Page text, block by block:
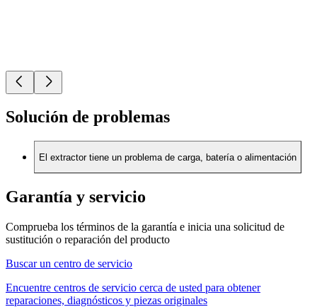
Solución de problemas
El extractor tiene un problema de carga, batería o alimentación
Garantía y servicio
Comprueba los términos de la garantía e inicia una solicitud de
sustitución o reparación del producto
Buscar un centro de servicio
Encuentre centros de servicio cerca de usted para obtener
reparaciones, diagnósticos y piezas originales